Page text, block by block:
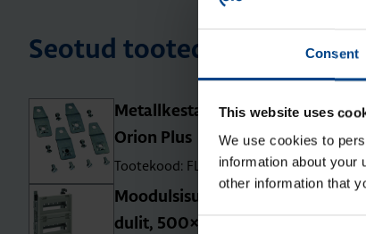
Consent
This website uses
We use cookies to
information about your
other information that
Consent
Seotud tooted
Metall­kesta kin­ni­tus­kõr­vad (4
Orion Plus
Tootekood: FL85Z
Moo­dul­sisu Orion Plus, 3×12 moo­
du­lit, 500×300 mm